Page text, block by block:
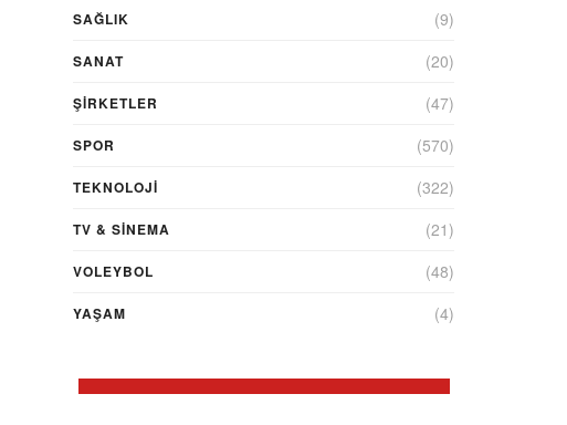
SAĞLIK (9)
SANAT (20)
ŞIRKETLER (47)
SPOR (570)
TEKNOLOJİ (322)
TV & SINEMA (21)
VOLEYBOL (48)
YAŞAM (4)